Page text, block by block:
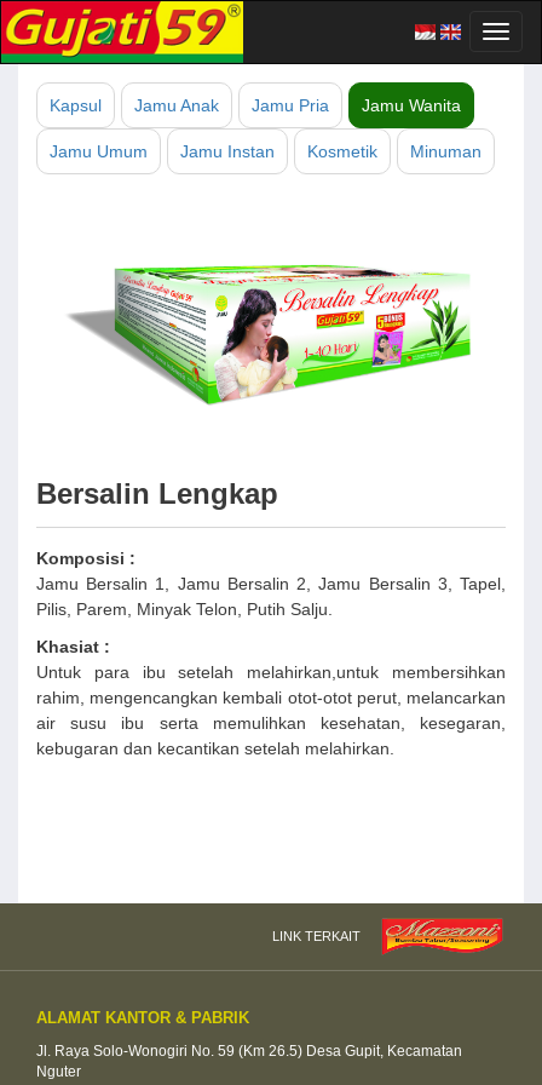
Kapsul Jamu Anak Jamu Pria Jamu Wanita
Jamu Umum Jamu Instan Kosmetik Minuman
Bersalin Lengkap
Komposisi :
Jamu Bersalin 1, Jamu Bersalin 2, Jamu Bersalin 3, Tapel,
Pilis, Parem, Minyak Telon, Putih Salju.
Khasiat :
Untuk para ibu setelah melahirkan,untuk membersihkan
rahim, mengencangkan kembali otot-otot perut, melancarkan
air susu ibu serta memulihkan kesehatan, kesegaran,
kebugaran dan kecantikan setelah melahirkan.
LINK TERKAIT
ALAMAT KANTOR & PABRIK
Jl. Raya Solo-Wonogiri No. 59 (Km 26.5) Desa Gupit, Kecamatan
Nguter